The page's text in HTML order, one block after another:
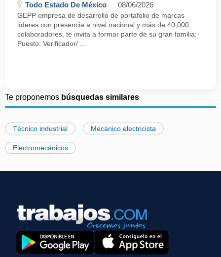
Todo Estado De México 08/06/2026
GEPP empresa de desarrollo de portafolio de marcas
líderes con presencia a nivel nacional y más de 40,000
colaboradores, te invita a formar parte de su gran familia:·
Puesto: Verificador/ ...
Te proponemos búsquedas similares
Técnico industrial Mecánico electricista
Electromecánicos